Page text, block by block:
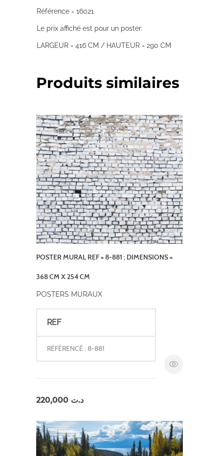
Référence = 16021
Le prix affiché est pour un poster.
LARGEUR = 416 CM / HAUTEUR = 290 CM
Produits similaires
POSTER MURAL REF = 8-881 ; DIMENSIONS =
368 CM X 254 CM
POSTERS MURAUX
REF
RÉFÉRENCÉ : 8-881
د.ت